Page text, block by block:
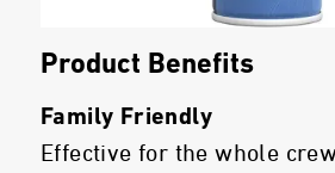
Product Benefits
Family Friendly
Effective for the whole